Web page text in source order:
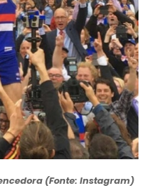
(Fonte: Instagram)